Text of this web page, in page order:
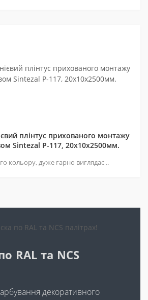
плінтус прихованого монтажу
Sintezal P-117, 20х10х2500мм.
кольору, дуже гарно виглядає ..
RAL та NCS
декоративного